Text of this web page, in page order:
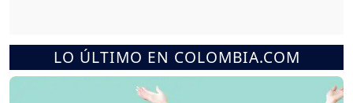
LO ÚLTIMO EN COLOMBIA.COM